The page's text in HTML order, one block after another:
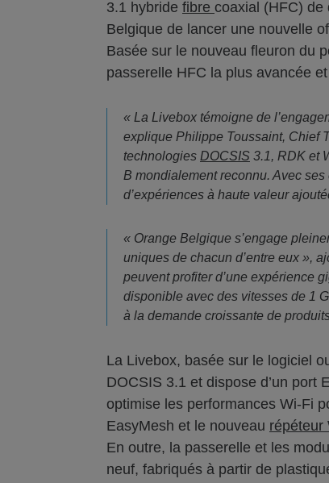
3.1 hybride fibre coaxial (HFC) de
Belgique de lancer une nouvelle
Basée sur le nouveau fleuron du
passerelle HFC la plus avancée
« La Livebox témoigne de
explique Philippe Toussaint, Chief
technologies DOCSIS 3.1, RDK et
B mondialement reconnu. Avec
d’expériences à haute valeur
« Orange Belgique s’engage
uniques de chacun d’entre eux »,
peuvent profiter d’une expérience
disponible avec des vitesses de 1
à la demande croissante de
La Livebox, basée sur le logiciel
DOCSIS 3.1 et dispose d’un port
optimise les performances Wi-Fi
EasyMesh et le nouveau répéteur
En outre, la passerelle et les
neuf, fabriqués à partir de